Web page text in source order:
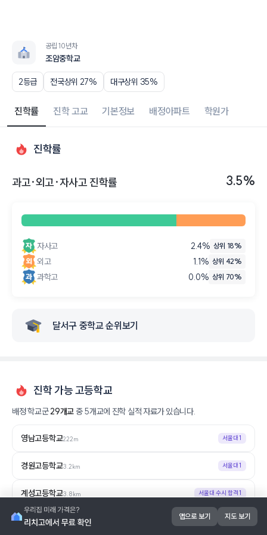
공립 10년차
조암중학교
2등급 전국상위 27% 대구상위 35%
진학률 진학 고교 기본정보 배정아파트 학원가
진학률
과고·외고·자사고 진학률 3.5%
자사고 2.4% 상위 18%
외고 1.1% 상위 42%
과학고 0.0% 상위 70%
달서구 중학교 순위보기
진학 가능 고등학교
배정 학교군29개교중5개교에 진학 실적 자료가 있습니다.
영남고등학교222m 서울대1
경원고등학교3.2km 서울대1
계성고등학교3.8km 서울대 수시 합격1
다사고등학교6.6km 서울대5
앱으로 보기 지도 보기